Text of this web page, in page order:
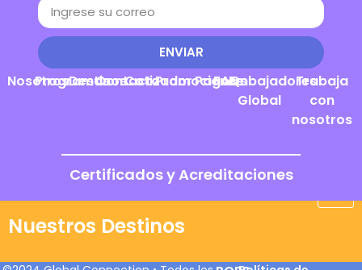
ENVIAR
Nosotros
Programas
Destinos
Contacto
Cotizador
Promociones
Pagos
FAQs
Embajadores
Global
Trabaja
con
nosotros
Certificados y Acreditaciones
Nuestros Destinos